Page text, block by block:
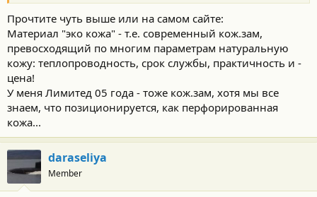
Прочтите чуть выше или на самом сайте:
Материал "эко кожа" - т.е. современный кож.зам,
превосходящий по многим параметрам натуральную
кожу: теплопроводность, срок службы, практичность и -
цена!
У меня Лимитед 05 года - тоже кож.зам, хотя мы все
знаем, что позиционируется, как перфорированная
кожа...
daraseliya
Member